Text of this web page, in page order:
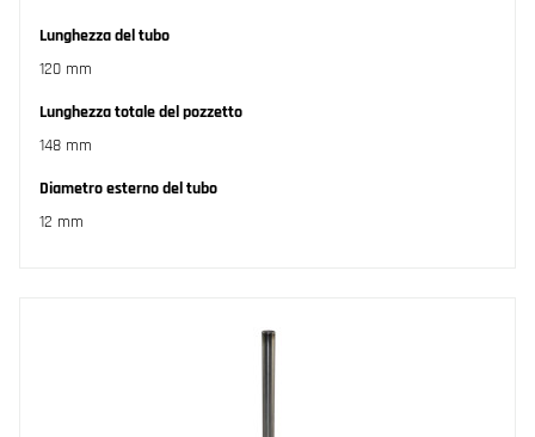
Lunghezza del tubo
120 mm
Lunghezza totale del pozzetto
148 mm
Diametro esterno del tubo
12 mm